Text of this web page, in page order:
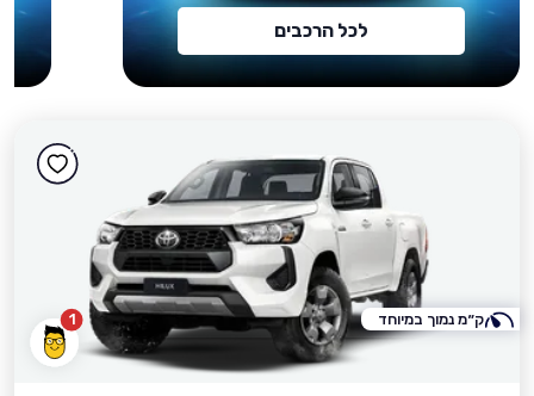
לכל הרכבים
1 ק״מ נמוך במיוחד